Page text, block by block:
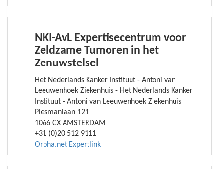
NKI-AvL Expertisecentrum voor
Zeldzame Tumoren in het
Zenuwstelsel
Het Nederlands Kanker Instituut - Antoni van
Leeuwenhoek Ziekenhuis - Het Nederlands Kanker
Instituut - Antoni van Leeuwenhoek Ziekenhuis
Plesmanlaan 121
1066 CX AMSTERDAM
+31 (0)20 512 9111
Orpha.net Expertlink